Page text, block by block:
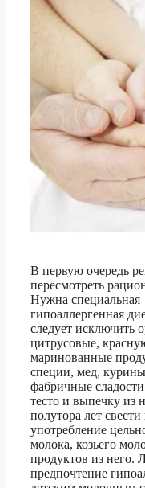
В первую очередь
пересмотреть
Нужна специальная
гипоаллергенная
следует исключить
цитрусовые,
маринованные
специи, мед,
фабричные
тесто и выпечку из
полутора лет
употребление
молока, козьего
продуктов из него.
предпочтение